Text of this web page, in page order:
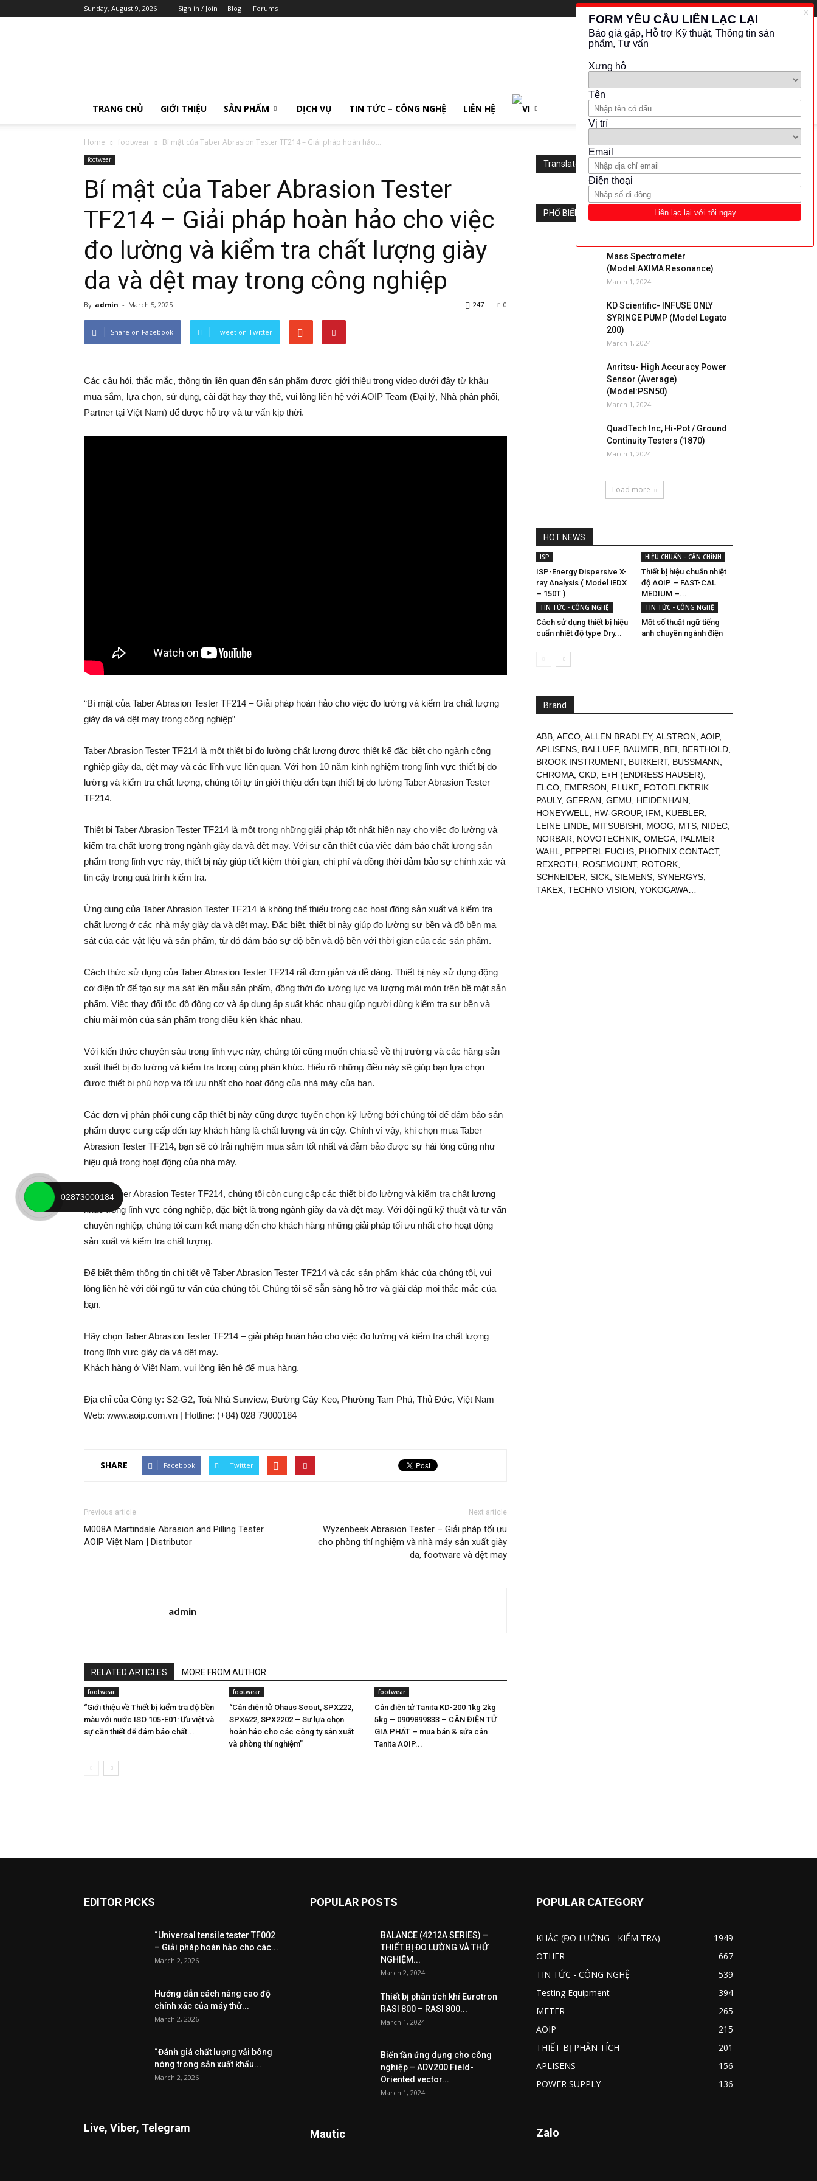
Sunday, August 9, 2026 Sign in / Join Blog Forums
TRANG CHỦ GIỚI THIỆU SẢN PHẨM DỊCH VỤ TIN TỨC – CÔNG NGHỆ LIÊN HỆ
Home footwear Bí mật của Taber Abrasion Tester TF214 – Giải pháp hoàn hảo...
footwear
Bí mật của Taber Abrasion Tester
TF214 – Giải pháp hoàn hảo cho việc
đo lường và kiểm tra chất lượng giày
da và dệt may trong công nghiệp
By admin - March 5, 2025 0
247
Share on Facebook Tweet on Twitter
Các câu hỏi, thắc mắc, thông tin liên quan đến sản phẩm được giới thiệu trong video dưới đây từ khâu
mua sắm, lựa chọn, sử dụng, cài đặt hay thay thế, vui lòng liên hệ với AOIP Team (Đại lý, Nhà phân phối,
Partner tại Việt Nam) để được hỗ trợ và tư vấn kịp thời.
“Bí mật của Taber Abrasion Tester TF214 – Giải pháp hoàn hảo cho việc đo lường và kiểm tra chất lượng
giày da và dệt may trong công nghiệp”
Taber Abrasion Tester TF214 là một thiết bị đo lường chất lượng được thiết kế đặc biệt cho ngành công
nghiệp giày da, dệt may và các lĩnh vực liên quan. Với hơn 10 năm kinh nghiệm trong lĩnh vực thiết bị đo
lường và kiểm tra chất lượng, chúng tôi tự tin giới thiệu đến bạn thiết bị đo lường Taber Abrasion Tester
TF214.
Thiết bị Taber Abrasion Tester TF214 là một trong những giải pháp tốt nhất hiện nay cho việc đo lường và
kiểm tra chất lượng trong ngành giày da và dệt may. Với sự cần thiết của việc đảm bảo chất lượng sản
phẩm trong lĩnh vực này, thiết bị này giúp tiết kiệm thời gian, chi phí và đồng thời đảm bảo sự chính xác và
tin cậy trong quá trình kiểm tra.
Ứng dụng của Taber Abrasion Tester TF214 là không thể thiếu trong các hoạt động sản xuất và kiểm tra
chất lượng ở các nhà máy giày da và dệt may. Đặc biệt, thiết bị này giúp đo lường sự bền và độ bền ma
sát của các vật liệu và sản phẩm, từ đó đảm bảo sự độ bền và độ bền với thời gian của các sản phẩm.
Cách thức sử dụng của Taber Abrasion Tester TF214 rất đơn giản và dễ dàng. Thiết bị này sử dụng động
cơ điện tử để tạo sự ma sát lên mẫu sản phẩm, đồng thời đo lường lực và lượng mài mòn trên bề mặt sản
phẩm. Việc thay đổi tốc độ động cơ và áp dụng áp suất khác nhau giúp người dùng kiểm tra sự bền và
chịu mài mòn của sản phẩm trong điều kiện khác nhau.
Với kiến thức chuyên sâu trong lĩnh vực này, chúng tôi cũng muốn chia sẻ về thị trường và các hãng sản
xuất thiết bị đo lường và kiểm tra trong cùng phân khúc. Hiểu rõ những điều này sẽ giúp bạn lựa chọn
được thiết bị phù hợp và tối ưu nhất cho hoạt động của nhà máy của bạn.
Các đơn vị phân phối cung cấp thiết bị này cũng được tuyển chọn kỹ lưỡng bởi chúng tôi để đảm bảo sản
phẩm được cung cấp đến tay khách hàng là chất lượng và tin cậy. Chính vì vậy, khi chọn mua Taber
Abrasion Tester TF214, bạn sẽ có trải nghiệm mua sắm tốt nhất và đảm bảo được sự hài lòng cũng như
hiệu quả trong hoạt động của nhà máy.
Ngoài Taber Abrasion Tester TF214, chúng tôi còn cung cấp các thiết bị đo lường và kiểm tra chất lượng
khác trong lĩnh vực công nghiệp, đặc biệt là trong ngành giày da và dệt may. Với đội ngũ kỹ thuật và tư vấn
chuyên nghiệp, chúng tôi cam kết mang đến cho khách hàng những giải pháp tối ưu nhất cho hoạt động
sản xuất và kiểm tra chất lượng.
Để biết thêm thông tin chi tiết về Taber Abrasion Tester TF214 và các sản phẩm khác của chúng tôi, vui
lòng liên hệ với đội ngũ tư vấn của chúng tôi. Chúng tôi sẽ sẵn sàng hỗ trợ và giải đáp mọi thắc mắc của
bạn.
Hãy chọn Taber Abrasion Tester TF214 – giải pháp hoàn hảo cho việc đo lường và kiểm tra chất lượng
trong lĩnh vực giày da và dệt may.
Khách hàng ở Việt Nam, vui lòng liên hệ để mua hàng.
Địa chỉ của Công ty: S2-G2, Toà Nhà Sunview, Đường Cây Keo, Phường Tam Phú, Thủ Đức, Việt Nam
Web: www.aoip.com.vn | Hotline: (+84) 028 73000184
SHARE Facebook Twitter
Previous article
M008A Martindale Abrasion and Pilling Tester
AOIP Việt Nam | Distributor
Next article
Wyzenbeek Abrasion Tester – Giải pháp tối ưu
cho phòng thí nghiệm và nhà máy sản xuất giày
da, footware và dệt may
admin
RELATED ARTICLES MORE FROM AUTHOR
footwear
“Giới thiệu về Thiết bị kiểm tra độ bền
màu với nước ISO 105-E01: Ưu việt và
sự cần thiết để đảm bảo chất...
footwear
“Cân điện tử Ohaus Scout, SPX222,
SPX622, SPX2202 – Sự lựa chọn
hoàn hảo cho các công ty sản xuất
và phòng thí nghiệm”
footwear
Cân điện tử Tanita KD-200 1kg 2kg
5kg – 0909899833 – CÂN ĐIỆN TỬ
GIA PHÁT – mua bán & sửa cân
Tanita AOIP...
Translate this website
PHỔ BIẾN
Mass Spectrometer
(Model:AXIMA Resonance)
March 1, 2024
KD Scientific- INFUSE ONLY
SYRINGE PUMP (Model Legato
200)
March 1, 2024
Anritsu- High Accuracy Power
Sensor (Average)
(Model:PSN50)
March 1, 2024
QuadTech Inc, Hi-Pot / Ground
Continuity Testers (1870)
March 1, 2024
Load more
HOT NEWS
ISP
ISP-Energy Dispersive X-
ray Analysis ( Model iEDX
– 150T )
HIỆU CHUẨN - CÂN CHỈNH
Thiết bị hiệu chuẩn nhiệt
độ AOIP – FAST-CAL
MEDIUM –...
TIN TỨC - CÔNG NGHỆ
Cách sử dụng thiết bị hiệu
cuẩn nhiệt độ type Dry...
TIN TỨC - CÔNG NGHỆ
Một số thuật ngữ tiếng
anh chuyên ngành điện
Brand
ABB AECO ALLEN BRADLEY, ALSTRON AOIP,
APLISENS BALLUFF, BAUMER BEI BERTHOLD
BROOK INSTRUMENT, BURKERT, BUSSMANN
CHROMA CKD E+H (ENDRESS HAUSER)
ELCO EMERSON FLUKE FOTOELEKTRIK
PAULY, GEFRAN GEMU HEIDENHAIN
HONEYWELL
HW-GROUP, IFM KUEBLER
LEINE LINDE MITSUBISHI MOOG MTS NIDEC
NORBAR
NOVOTECHNIK OMEGA PALMER
WAHL
PEPPERL FUCHS PHOENIX CONTACT,
REXROTH
ROSEMOUNT, ROTORK
SCHNEIDER SICK SIEMENS SYNERGYS
TAKEX TECHNO VISION YOKOGAWA
EDITOR PICKS
“Universal tensile tester TF002
– Giải pháp hoàn hảo cho các...
March 2, 2026
Hướng dẫn cách nâng cao độ
chính xác của máy thử...
March 2, 2026
“Đánh giá chất lượng vải bông
nóng trong sản xuất khẩu...
March 2, 2026
Live, Viber, Telegram
POPULAR POSTS
BALANCE (4212A SERIES) –
THIẾT BỊ ĐO LƯỜNG VÀ THỬ
NGHIỆM...
March 2, 2024
Thiết bị phân tích khí Eurotron
RASI 800 – RASI 800...
March 1, 2024
Biến tần ứng dụng cho công
nghiệp – ADV200 Field-
Oriented vector...
March 1, 2024
Mautic
POPULAR CATEGORY
KHÁC (ĐO LƯỜNG - KIỂM TRA)
1949
OTHER
667
TIN TỨC - CÔNG NGHỆ
539
Testing Equipment
394
METER
265
AOIP
215
THIẾT BỊ PHÂN TÍCH
201
APLISENS
156
POWER SUPPLY
136
Zalo
02873000184